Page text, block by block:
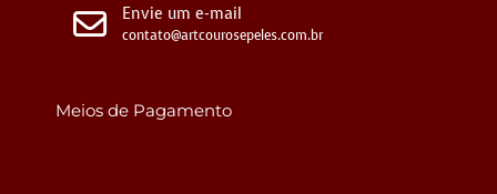
Envie um e-mail
contato@artcourosepeles.com.br
Meios de Pagamento